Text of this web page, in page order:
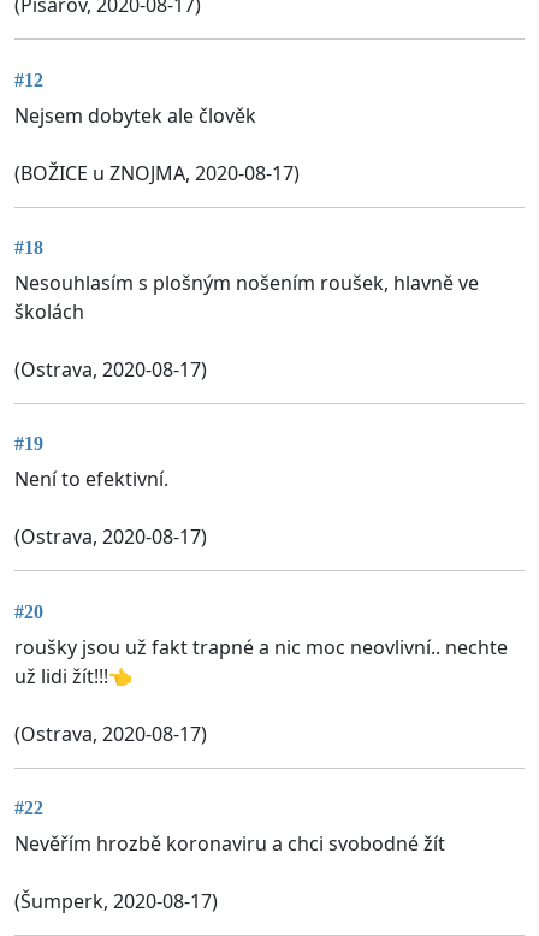
(Písařov, 2020-08-17)
#12
Nejsem dobytek ale člověk
(BOŽICE u ZNOJMA, 2020-08-17)
#18
Nesouhlasím s plošným nošením roušek, hlavně ve
školách
(Ostrava, 2020-08-17)
#19
Není to efektivní.
(Ostrava, 2020-08-17)
#20
roušky jsou už fakt trapné a nic moc neovlivní.. nechte
už lidi žít!!!👈
(Ostrava, 2020-08-17)
#22
Nevěřím hrozbě koronaviru a chci svobodné žít
(Šumperk, 2020-08-17)